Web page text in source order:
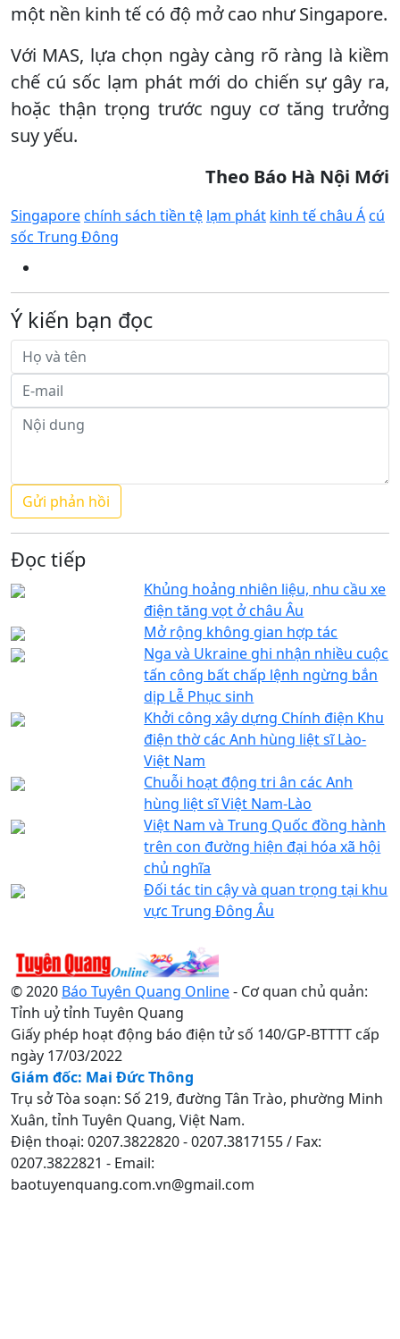
một nền kinh tế có độ mở cao như Singapore.
Với MAS, lựa chọn ngày càng rõ ràng là kiềm
chế cú sốc lạm phát mới do chiến sự gây ra,
hoặc thận trọng trước nguy cơ tăng trưởng
suy yếu.
Theo Báo Hà Nội Mới
Singaporechính sách tiền tệ lạm phát kinh tế châu Ácú
sốc Trung Đông
Ý kiến bạn đọc
Đọc tiếp
Khủng hoảng nhiên liệu, nhu cầu xe
điện tăng vọt ở châu Âu
Mở rộng không gian hợp tác
Nga và Ukraine ghi nhận nhiều cuộc
tấn công bất chấp lệnh ngừng bắn
dịp Lễ Phục sinh
Khởi công xây dựng Chính điện Khu
điện thờ các Anh hùng liệt sĩ Lào-
Việt Nam
Chuỗi hoạt động tri ân các Anh
hùng liệt sĩ Việt Nam-Lào
Việt Nam và Trung Quốc đồng hành
trên con đường hiện đại hóa xã hội
chủ nghĩa
Đối tác tin cậy và quan trọng tại khu
vực Trung Đông Âu
© 2020 Báo Tuyên Quang Online- Cơ quan chủ quản:
Tỉnh uỷ tỉnh Tuyên Quang
Giấy phép hoạt động báo điện tử số 140/GP-BTTTT cấp
ngày 17/03/2022
Giám đốc: Mai Đức Thông
Trụ sở Tòa soạn: Số 219, đường Tân Trào, phường Minh
Xuân, tỉnh Tuyên Quang, Việt Nam.
Điện thoại: 0207.3822820 - 0207.3817155 / Fax:
0207.3822821 - Email:
baotuyenquang.com.vn@gmail.com